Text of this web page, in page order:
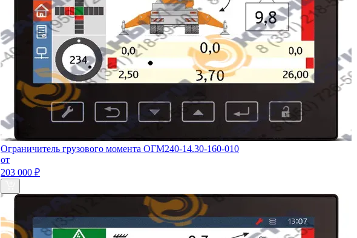
Ограничитель грузового момента ОГМ240-14.30-160-010
от
203 000 ₽